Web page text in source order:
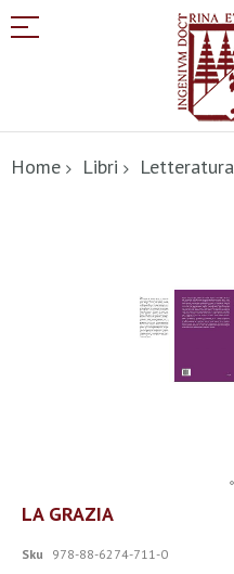
al
contenuto
Home Libri Letteratura
Vai
all'inizio
galleria
LA GRAZIA
Sku 978-88-6274-711-0